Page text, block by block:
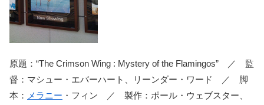
原題：“The Crimson Wing : Mystery of the Flamingos” ／ 監
督：マシュー・エバーハート、リーンダー・ワード ／ 脚
本： メラニー ・フィン ／ 製作：ポール・ウェブスター、